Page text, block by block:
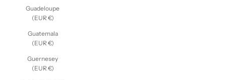
Guadeloupe
(EUR €)
Guatemala
(EUR €)
Guernesey
(EUR €)